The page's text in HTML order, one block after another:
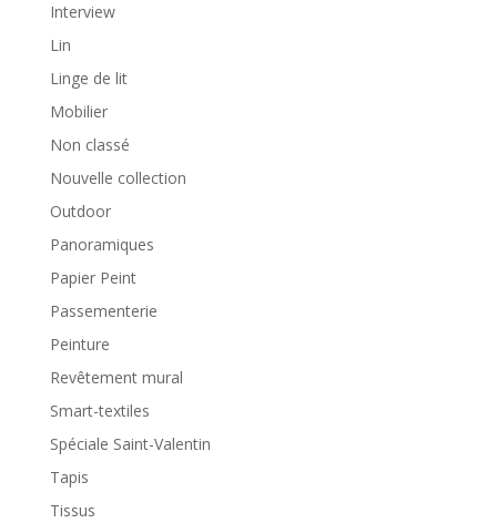
Interview
Lin
Linge de lit
Mobilier
Non classé
Nouvelle collection
Outdoor
Panoramiques
Papier Peint
Passementerie
Peinture
Revêtement mural
Smart-textiles
Spéciale Saint-Valentin
Tapis
Tissus